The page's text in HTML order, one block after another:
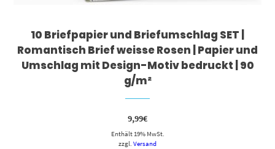
10 Briefpapier und Briefumschlag SET |
Romantisch Brief weisse Rosen | Papier und
Umschlag mit Design-Motiv bedruckt | 90
g/m²
9,99€
Enthält 19% MwSt.
zzgl. Versand